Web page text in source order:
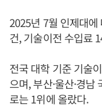
2025년 7월 인제대
건, 기술이전 수입료
전국 대학 기준 기술
으며, 부산·울산·경
로는 1위에 올랐다.